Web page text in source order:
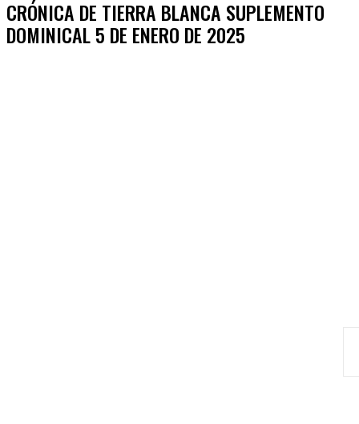
CRÓNICA DE TIERRA BLANCA SUPLEMENTO
DOMINICAL 5 DE ENERO DE 2025